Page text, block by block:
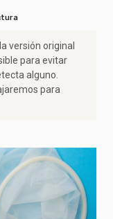
versión original
para evitar
alguno.
para